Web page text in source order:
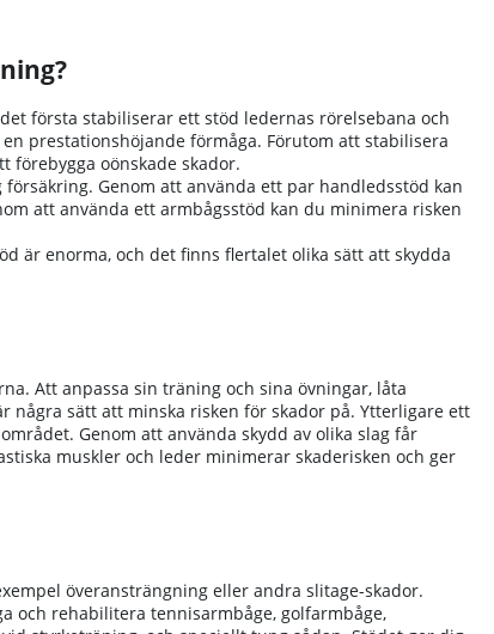
första stabiliserar ett stöd ledernas rörelsebana och
prestationshöjande förmåga. Förutom att stabilisera
oönskade skador.
Genom att använda ett par handledsstöd kan
att använda ett armbågsstöd kan du minimera risken
är enorma, och det finns flertalet olika sätt att skydda
Att anpassa sin träning och sina övningar, låta
sätt att minska risken för skador på. Ytterligare ett
Genom att använda skydd av olika slag får
muskler och leder minimerar skaderisken och ger
överansträngning eller andra slitage-skador.
och rehabilitera tennisarmbåge, golfarmbåge,